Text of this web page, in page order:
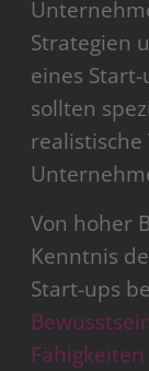
Strategien
eines
sollten
realistische
Von hoher
Kenntnis
Start-ups